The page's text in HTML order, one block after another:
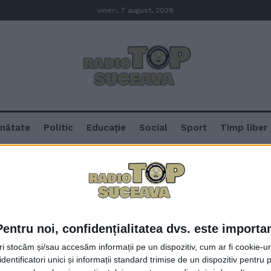
noi, confidențialitatea dvs. este
stocăm și/sau accesăm informații pe un dispozitiv, cum ar fi cookie-
unici și informații standard trimise de un dispozitiv pentru
vineri, 7 august, 2026
Politic Educație Social Sport Timp liber
Festivalul ”Filarmonia”, la
3 iunie